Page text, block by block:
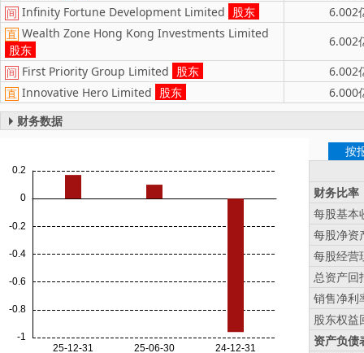
间 Infinity Fortune Development Limited 股东 6.002
直 Wealth Zone Hong Kong Investments Limited
股东
6.002
间 First Priority Group Limited 股东 6.002
直 Innovative Hero Limited 股东
6.000
财务数据
按
财务比率
每股基本
每股净资
每股经营
总资产回
销售净利
股东权益
资产负债